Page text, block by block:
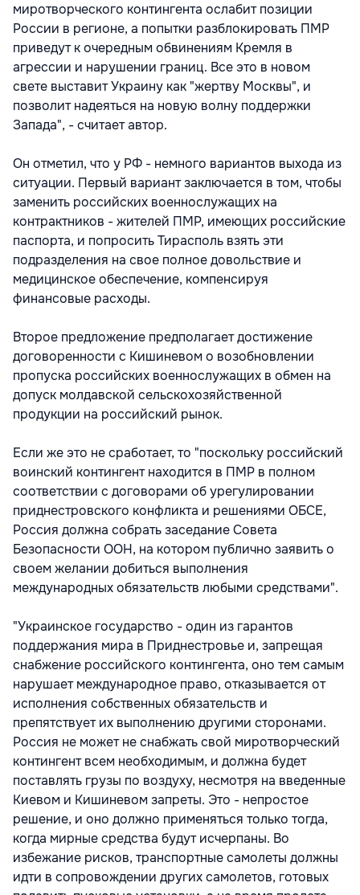
миротворческого контингента ослабит позиции
России в регионе, а попытки разблокировать ПМР
приведут к очередным обвинениям Кремля в
агрессии и нарушении границ. Все это в новом
свете выставит Украину как "жертву Москвы", и
позволит надеяться на новую волну поддержки
Запада", - считает автор.
Он отметил, что у РФ - немного вариантов выхода из
ситуации. Первый вариант заключается в том, чтобы
заменить российских военнослужащих на
контрактников - жителей ПМР, имеющих российские
паспорта, и попросить Тирасполь взять эти
подразделения на свое полное довольствие и
медицинское обеспечение, компенсируя
финансовые расходы.
Второе предложение предполагает достижение
договоренности с Кишиневом о возобновлении
пропуска российских военнослужащих в обмен на
допуск молдавской сельскохозяйственной
продукции на российский рынок.
Если же это не сработает, то "поскольку российский
воинский контингент находится в ПМР в полном
соответствии с договорами об урегулировании
приднестровского конфликта и решениями ОБСЕ,
Россия должна собрать заседание Совета
Безопасности ООН, на котором публично заявить о
своем желании добиться выполнения
международных обязательств любыми средствами".
"Украинское государство - один из гарантов
поддержания мира в Приднестровье и, запрещая
снабжение российского контингента, оно тем самым
нарушает международное право, отказывается от
исполнения собственных обязательств и
препятствует их выполнению другими сторонами.
Россия не может не снабжать свой миротворческий
контингент всем необходимым, и должна будет
поставлять грузы по воздуху, несмотря на введенные
Киевом и Кишиневом запреты. Это - непростое
решение, и оно должно применяться только тогда,
когда мирные средства будут исчерпаны. Во
избежание рисков, транспортные самолеты должны
идти в сопровождении других самолетов, готовых